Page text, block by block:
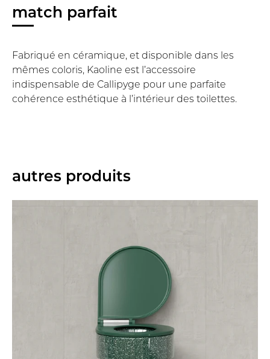
match parfait
Fabriqué en céramique, et disponible dans les
mêmes coloris, Kaoline est l’accessoire
indispensable de Callipyge pour une parfaite
cohérence esthétique à l’intérieur des toilettes.
autres produits